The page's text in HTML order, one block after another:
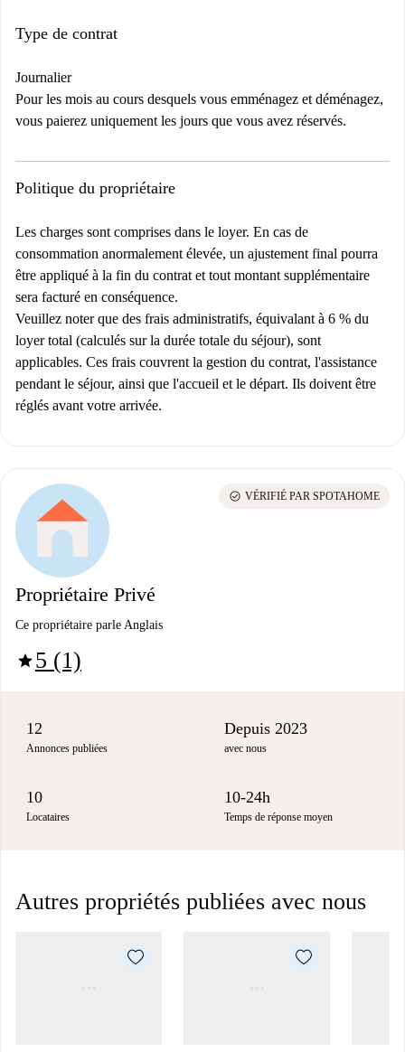
Type de contrat
Journalier
Pour les mois au cours desquels vous emménagez et déménagez,
vous paierez uniquement les jours que vous avez réservés.
Politique du propriétaire
Les charges sont comprises dans le loyer. En cas de
consommation anormalement élevée, un ajustement final pourra
être appliqué à la fin du contrat et tout montant supplémentaire
sera facturé en conséquence.
Veuillez noter que des frais administratifs, équivalant à 6 % du
loyer total (calculés sur la durée totale du séjour), sont
applicables. Ces frais couvrent la gestion du contrat, l'assistance
pendant le séjour, ainsi que l'accueil et le départ. Ils doivent être
réglés avant votre arrivée.
Propriétaire Privé
Ce propriétaire parle Anglais
star5 (1)
check_circle VÉRIFIÉ PAR SPOTAHOME
12
Annonces publiées
Depuis 2023
avec nous
10
Locataires
10-24h
Temps de réponse moyen
Autres propriétés publiées avec nous